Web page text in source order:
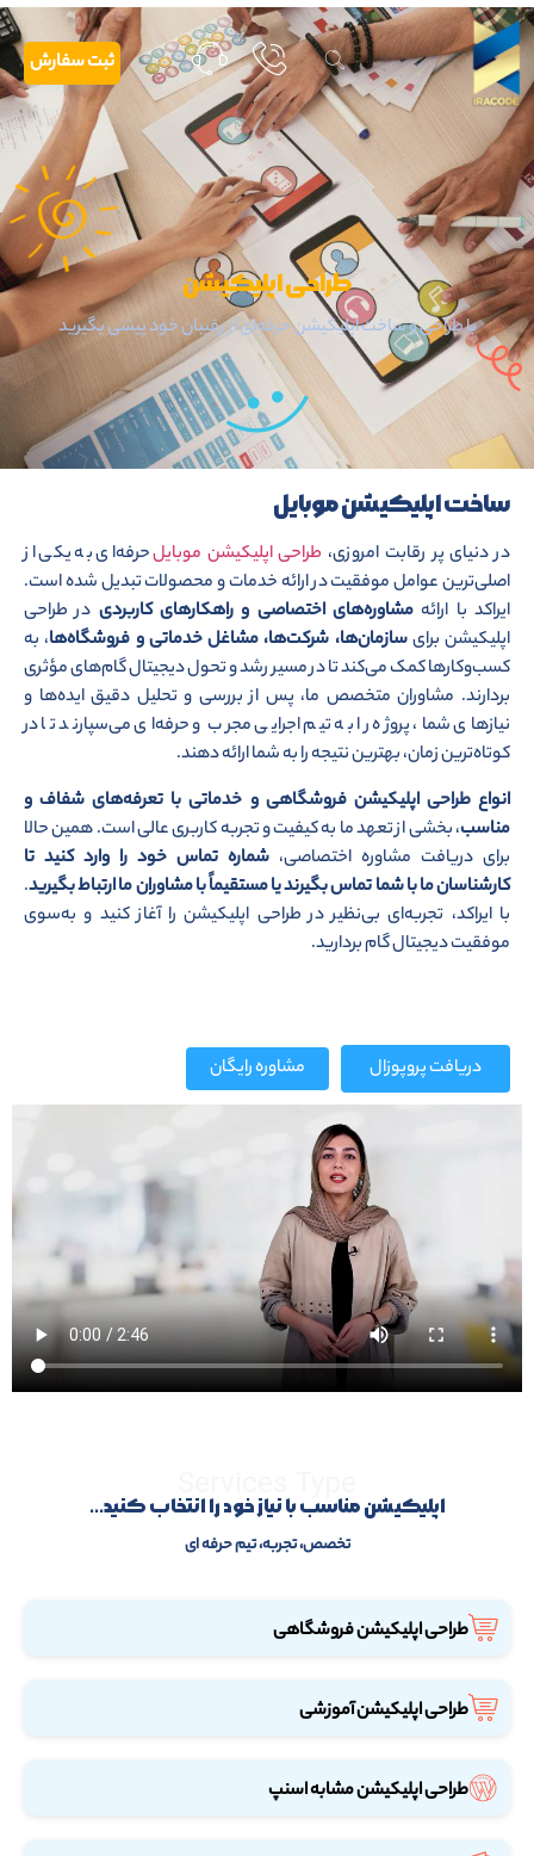
ثبت سفارش
طراحی اپلیکیشن
با طراحی و ساخت اپلیکیشن حرفه‌ای از رقیبان خود پیشی بگیرید
ساخت اپلیکیشن موبایل
در دنیای پر رقابت امروزی، طراحی اپلیکیشن موبایلحرفه‌ای به یکی از
اصلی‌ترین عوامل موفقیت در ارائه خدمات و محصولات تبدیل شده است.
ایراکد با ارائه مشاوره‌های اختصاصی و راهکارهای کاربردی در طراحی
اپلیکیشن برایسازمان‌ها، شرکت‌ها، مشاغل خدماتی و فروشگاه‌ها، به
کسب‌وکارها کمک می‌کند تا در مسیر رشد و تحول دیجیتال گام‌های مؤثری
بردارند. مشاوران متخصص ما، پس از بررسی و تحلیل دقیق ایده‌ها و
نیازهای شما، پروژه را به تیم اجرایی مجرب و حرفه‌ای می‌سپارند تا در
کوتاه‌ترین زمان، بهترین نتیجه را به شما ارائه دهند.
انواع طراحی اپلیکیشن فروشگاهی و خدماتی با تعرفه‌های شفاف و
مناسب، بخشی از تعهد ما به کیفیت و تجربه کاربری عالی است. همین حالا
برای دریافت مشاوره اختصاصی، شماره تماس خود را وارد کنید تا
کارشناسان ما با شما تماس بگیرند یا مستقیماً با مشاوران ما ارتباط بگیرید.
با ایراکد، تجربه‌ای بی‌نظیر در طراحی اپلیکیشن را آغاز کنید و به‌سوی
موفقیت دیجیتال گام بردارید.
دریافت پروپوزال مشاوره رایگان
اپلیکیشن مناسب با نیاز خود را انتخاب کنید...
تخصص، تجربه، تیم حرفه ای
طراحی اپلیکیشن فروشگاهی
طراحی اپلیکیشن آموزشی
طراحی اپلیکیشن مشابه اسنپ